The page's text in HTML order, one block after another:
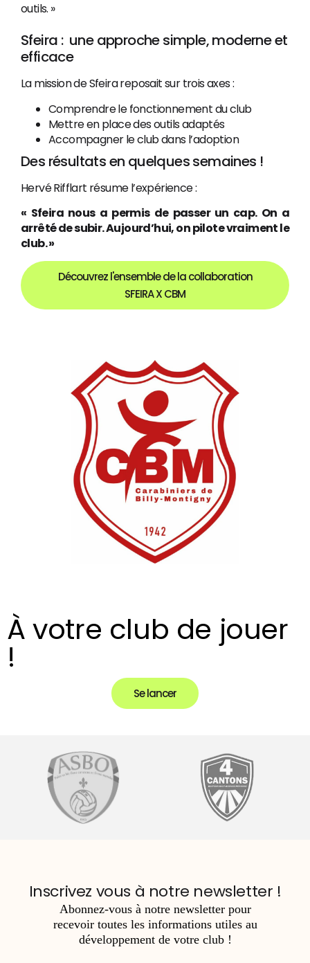
outils. »
Sfeira : une approche simple, moderne et
efficace
La mission de Sfeira reposait sur trois axes :
Comprendre le fonctionnement du club
Mettre en place des outils adaptés
Accompagner le club dans l’adoption
Des résultats en quelques semaines !
Hervé Rifflart résume l’expérience :
« Sfeira nous a permis de passer un cap. On a
arrêté de subir. Aujourd’hui, on pilote vraiment le
club. »
Découvrez l'ensemble de la collaboration
SFEIRA X CBM
À votre club de jouer
!
Se lancer
Inscrivez vous à notre newsletter !
Abonnez-vous à notre newsletter pour
recevoir toutes les informations utiles au
développement de votre club !